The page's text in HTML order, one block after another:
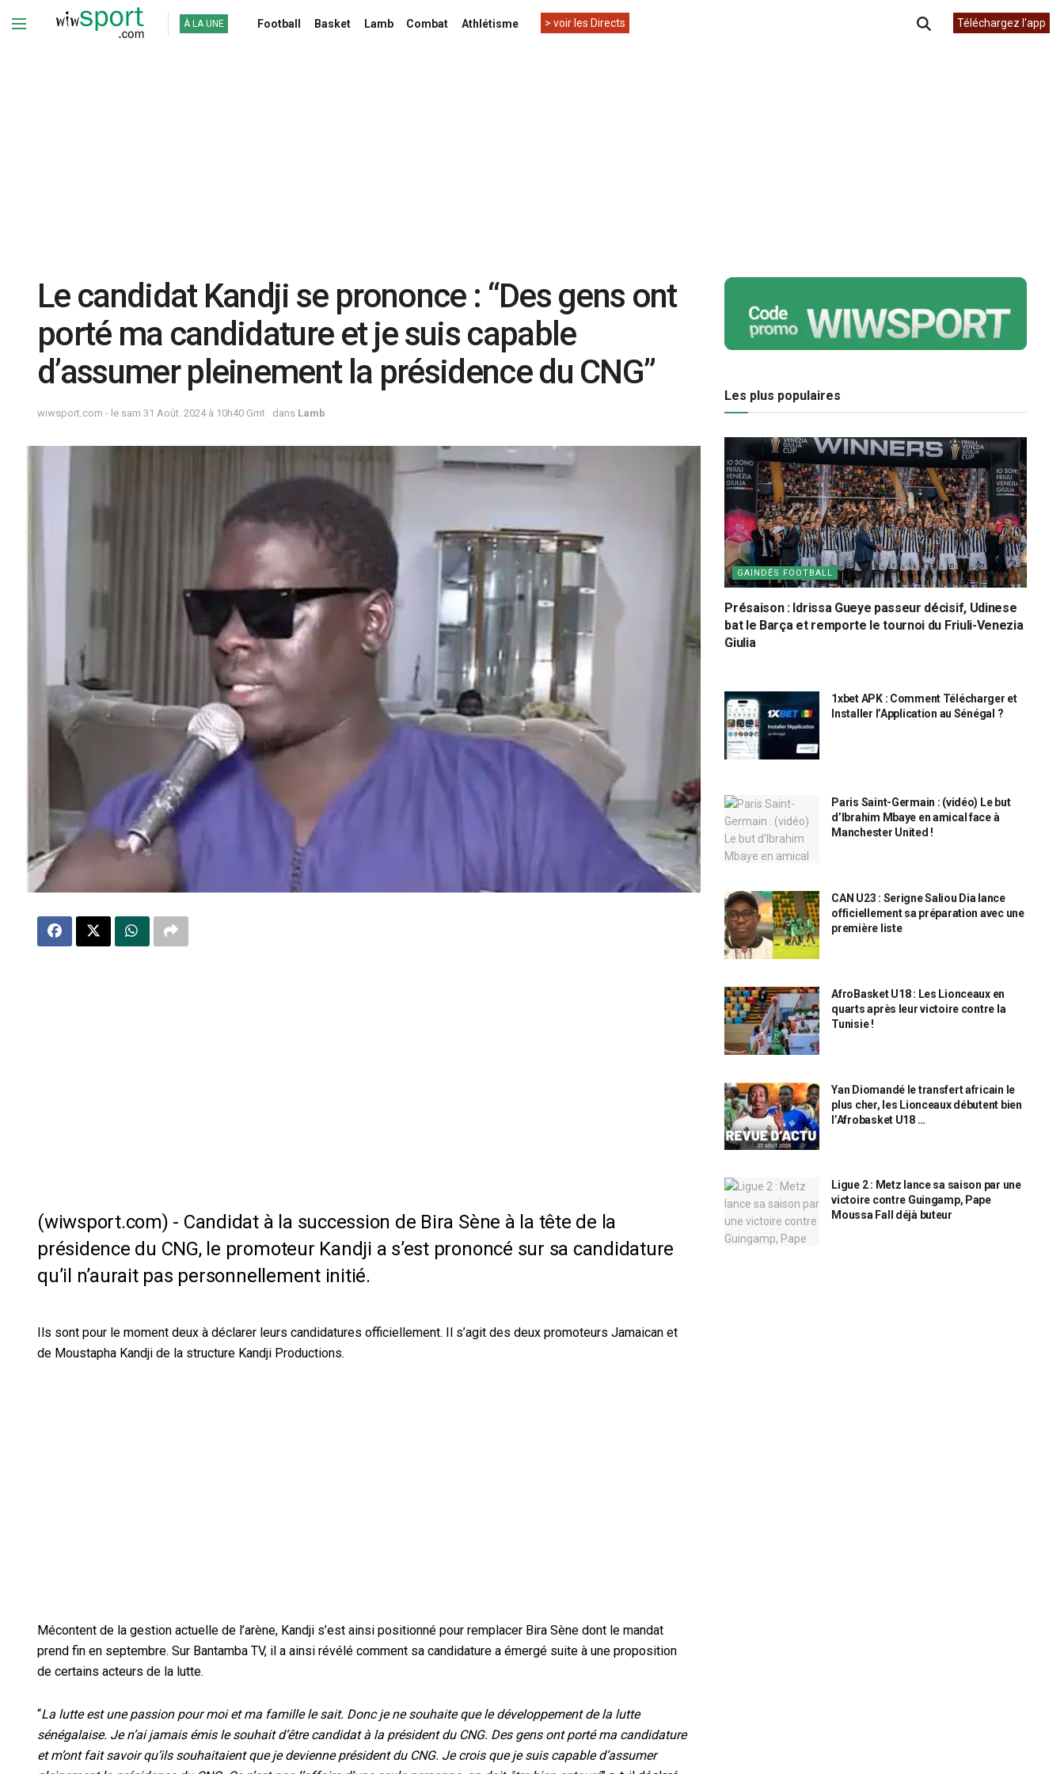
À LA UNE Football Basket Lamb Combat Athlétisme > voir les Directs Téléchargez l'app
Le candidat Kandji se prononce : “Des gens ont
porté ma candidature et je suis capable
d’assumer pleinement la présidence du CNG”
wiwsport.com - le sam 31 Août. 2024 à 10h40 Gmt dans Lamb
Candidat à la succession de Bira Sène à la tête de la
présidence du CNG, le promoteur Kandji a s’est prononcé sur sa candidature
qu’il n’aurait pas personnellement initié.
Ils sont pour le moment deux à déclarer leurs candidatures officiellement. Il s’agit des deux promoteurs Jamaican et
de Moustapha Kandji de la structure Kandji Productions.
Mécontent de la gestion actuelle de l’arène, Kandji s’est ainsi positionné pour remplacer Bira Sène dont le mandat
prend fin en septembre. Sur Bantamba TV, il a ainsi révélé comment sa candidature a émergé suite à une proposition
de certains acteurs de la lutte.
“La lutte est une passion pour moi et ma famille le sait. Donc je ne souhaite que le développement de la lutte
sénégalaise. Je n’ai jamais émis le souhait d’être candidat à la président du CNG. Des gens ont porté ma candidature
et m’ont fait savoir qu’ils souhaitaient que je devienne président du CNG. Je crois que je suis capable d’assumer
Les plus populaires
GAINDÉS FOOTBALL
Présaison : Idrissa Gueye passeur décisif, Udinese
bat le Barça et remporte le tournoi du Friuli-Venezia
Giulia
1xbet APK : Comment Télécharger et
Installer l’Application au Sénégal ?
Paris Saint-Germain : (vidéo) Le but
d’Ibrahim Mbaye en amical face à
Manchester United !
CAN U23 : Serigne Saliou Dia lance
officiellement sa préparation avec une
première liste
AfroBasket U18 : Les Lionceaux en
quarts après leur victoire contre la
Tunisie !
Yan Diomandé le transfert africain le
plus cher, les Lionceaux débutent bien
l’Afrobasket U18 …
Ligue 2 : Metz lance sa saison par une
victoire contre Guingamp, Pape
Moussa Fall déjà buteur